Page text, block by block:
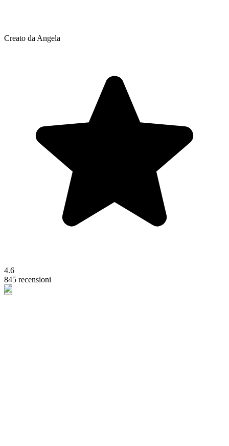
Creato da Angela
4.6
845 recensioni